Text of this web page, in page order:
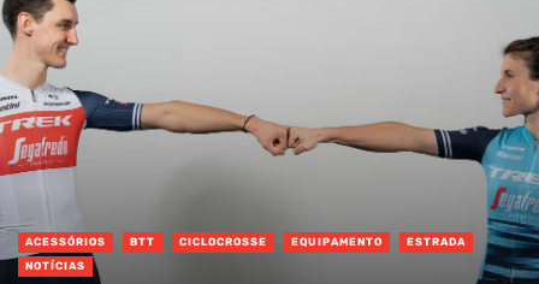
ACESSÓRIOS BTT CICLOCROSSE EQUIPAMENTO
ESTRADA
NOTÍCIAS